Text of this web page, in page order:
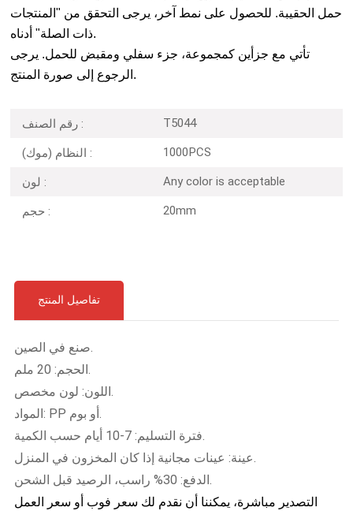
حمل الحقيبة. للحصول على نمط آخر، يرجى التحقق من "المنتجات
ذات الصلة" أدناه.
تأتي مع جزأين كمجموعة، جزء سفلي ومقبض للحمل. يرجى
الرجوع إلى صورة المنتج.
رقم الصنف : T5044
النظام (موك) : 1000PCS
لون : Any color is acceptable
حجم : 20mm
تفاصيل المنتج
صنع في الصين.
الحجم: 20 ملم.
اللون: لون مخصص.
المواد: PP أو بوم.
فترة التسليم: 7-10 أيام حسب الكمية.
عينة: عينات مجانية إذا كان المخزون في المنزل.
الدفع: 30% راسب، الرصيد قبل الشحن.
التصدير مباشرة، يمكننا أن نقدم لك سعر فوب أو سعر العمل